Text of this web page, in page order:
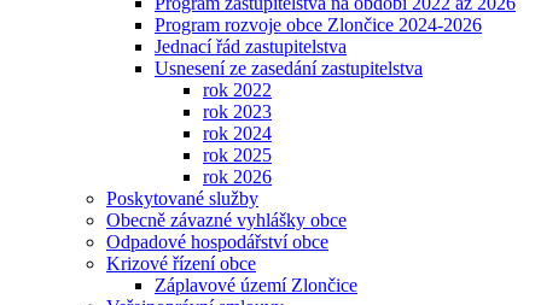
Program rozvoje obce Zlončice 2024-2026
Jednací řád zastupitelstva
Usnesení ze zasedání zastupitelstva
rok 2022
rok 2023
rok 2024
rok 2025
rok 2026
Poskytované služby
Obecně závazné vyhlášky obce
Odpadové hospodářství obce
Krizové řízení obce
Záplavové území Zlončice